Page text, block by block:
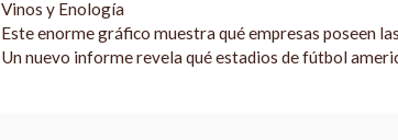
Categorías
Vinos y Enología
Este enorme gráfico muestra qué empresas poseen
Un nuevo informe revela qué estadios de fútbol